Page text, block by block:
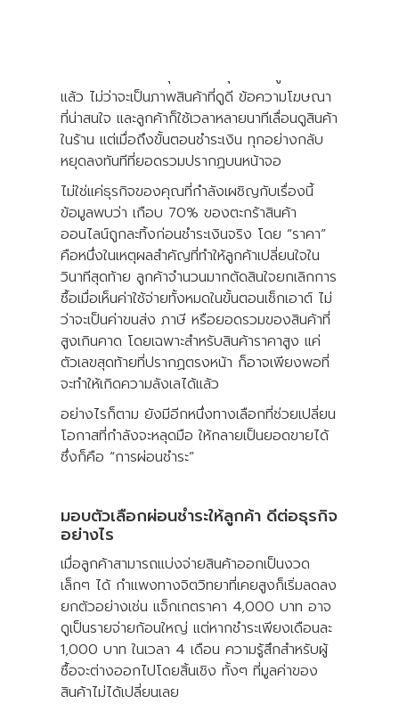
เราอาจคาดไม่ถึง คุณอาจทำทุกอย่างถูกต้อง
แล้ว ไม่ว่าจะเป็นภาพสินค้าที่ดูดี ข้อความโฆษณา
ที่น่าสนใจ และลูกค้าก็ใช้เวลาหลายนาทีเลื่อนดูสินค้า
ในร้าน แต่เมื่อถึงขั้นตอนชำระเงิน ทุกอย่างกลับ
หยุดลงทันทีที่ยอดรวมปรากฏบนหน้าจอ
ไม่ใช่แค่ธุรกิจของคุณที่กำลังเผชิญกับเรื่องนี้
ข้อมูลพบว่า เกือบ 70% ของตะกร้าสินค้า
ออนไลน์ถูกละทิ้งก่อนชำระเงินจริง โดย “ราคา”
คือหนึ่งในเหตุผลสำคัญที่ทำให้ลูกค้าเปลี่ยนใจใน
วินาทีสุดท้าย ลูกค้าจำนวนมากตัดสินใจยกเลิกการ
ซื้อเมื่อเห็นค่าใช้จ่ายทั้งหมดในขั้นตอนเช็กเอาต์ ไม่
ว่าจะเป็นค่าขนส่ง ภาษี หรือยอดรวมของสินค้าที่
สูงเกินคาด โดยเฉพาะสำหรับสินค้าราคาสูง แค่
ตัวเลขสุดท้ายที่ปรากฏตรงหน้า ก็อาจเพียงพอที่
จะทำให้เกิดความลังเลได้แล้ว
อย่างไรก็ตาม ยังมีอีกหนึ่งทางเลือกที่ช่วยเปลี่ยน
โอกาสที่กำลังจะหลุดมือ ให้กลายเป็นยอดขายได้
ซึ่งก็คือ “การผ่อนชำระ”
มอบตัวเลือกผ่อนชำระให้ลูกค้า ดีต่อธุรกิจ
อย่างไร
เมื่อลูกค้าสามารถแบ่งจ่ายสินค้าออกเป็นงวด
เล็กๆ ได้ กำแพงทางจิตวิทยาที่เคยสูงก็เริ่มลดลง
ยกตัวอย่างเช่น แจ็กเกตราคา 4,000 บาท อาจ
ดูเป็นรายจ่ายก้อนใหญ่ แต่หากชำระเพียงเดือนละ
1,000 บาท ในเวลา 4 เดือน ความรู้สึกสำหรับผู้
ซื้อจะต่างออกไปโดยสิ้นเชิง ทั้งๆ ที่มูลค่าของ
สินค้าไม่ได้เปลี่ยนเลย